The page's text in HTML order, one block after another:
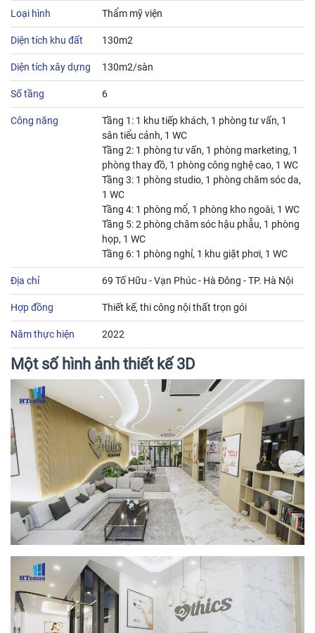
Loại hình Thẩm mỹ viện
Diện tích khu đất 130m2
Diện tích xây dựng 130m2/sàn
Số tầng 6
Công năng
Tầng 1: 1 khu tiếp khách, 1 phòng tư vấn, 1
sân tiểu cảnh, 1 WC
Tầng 2: 1 phòng tư vấn, 1 phòng marketing, 1
phòng thay đồ, 1 phòng công nghệ cao, 1 WC
Tầng 3: 1 phòng studio, 1 phòng chăm sóc da,
1 WC
Tầng 4: 1 phòng mổ, 1 phòng kho ngoài, 1 WC
Tầng 5: 2 phòng chăm sóc hậu phẫu, 1 phòng
họp, 1 WC
Tầng 6: 1 phòng nghỉ, 1 khu giặt phơi, 1 WC
Địa chỉ 69 Tố Hữu - Vạn Phúc - Hà Đông - TP. Hà Nội
Hợp đồng Thiết kế, thi công nội thất trọn gói
Năm thực hiện 2022
Một số hình ảnh thiết kế 3D